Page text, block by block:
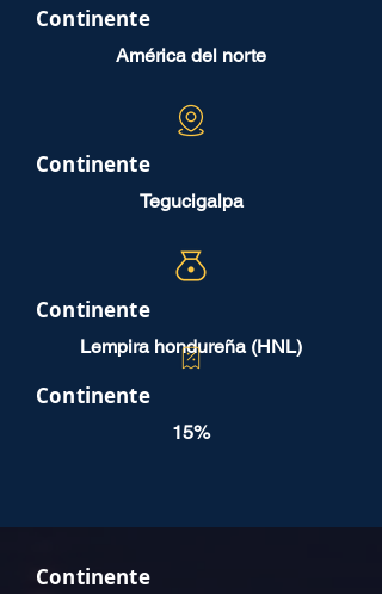
Continente
América del norte
Continente
Tegucigalpa
Continente
Lempira hondureña (HNL)
Continente
15%
Continente